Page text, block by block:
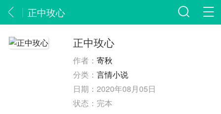
正中玫心
正中玫心
作者：寄秋
分类：言情小说
日期：2020年08月05日
状态： 完本